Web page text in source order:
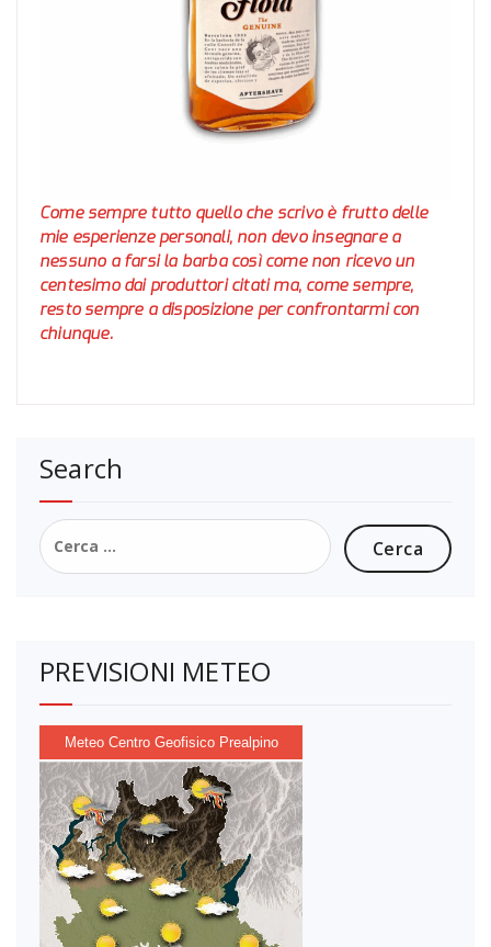
Come sempre tutto quello che scrivo è frutto delle
mie esperienze personali, non devo insegnare a
nessuno a farsi la barba così come non ricevo un
centesimo dai produttori citati ma, come sempre,
resto sempre a disposizione per confrontarmi con
chiunque.
Search
Ricerca
per:
PREVISIONI METEO